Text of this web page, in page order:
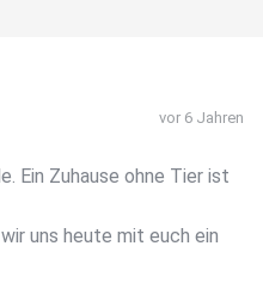
vor 6 Jahren
Ein Zuhause ohne Tier ist
uns heute mit euch ein